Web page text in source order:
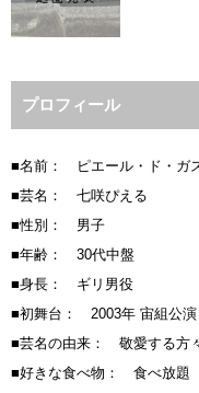
プロフィール
■名前： ピエール・ド・ガ
■芸名： 七咲ぴえる
■性別： 男子
■年齢： 30代中盤
■身長： ギリ男役
■初舞台： 2003年 宙組公演
■芸名の由来： 敬愛する方
■好きな食べ物： 食べ放題